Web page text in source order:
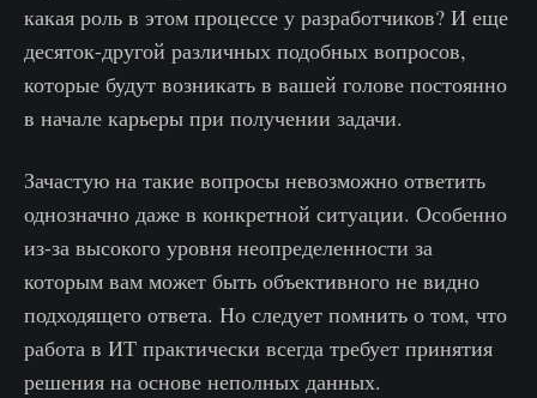
какая роль в этом процессе у разработчиков? И еще
десяток-другой различных подобных вопросов,
которые будут возникать в вашей голове постоянно
в начале карьеры при получении задачи.
Зачастую на такие вопросы невозможно ответить
однозначно даже в конкретной ситуации. Особенно
из-за высокого уровня неопределенности за
которым вам может быть объективного не видно
подходящего ответа. Но следует помнить о том, что
работа в ИТ практически всегда требует принятия
решения на основе неполных данных.